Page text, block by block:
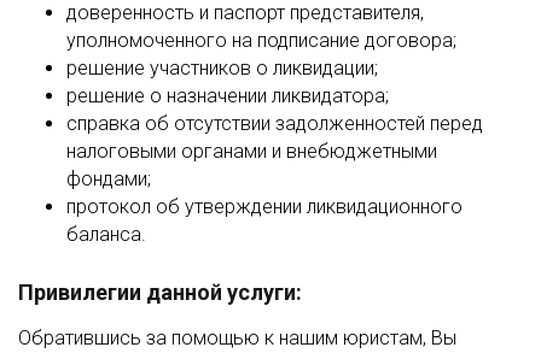
доверенность и паспорт представителя,
уполномоченного на подписание договора;
решение участников о ликвидации;
решение о назначении ликвидатора;
справка об отсутствии задолженностей перед
налоговыми органами и внебюджетными
фондами;
протокол об утверждении ликвидационного
баланса.
Привилегии данной услуги:
Обратившись за помощью к нашим юристам, Вы